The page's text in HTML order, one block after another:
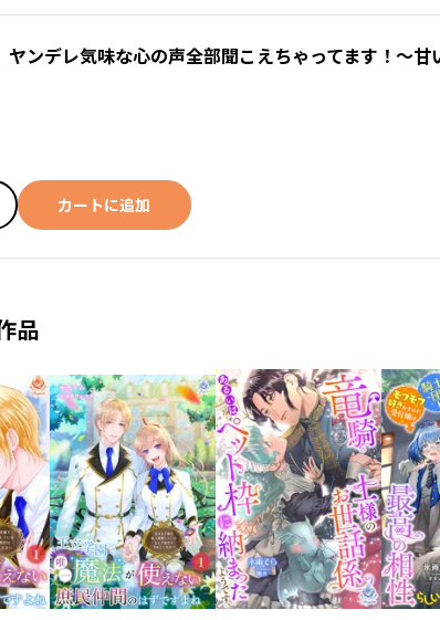
ヤンデレ気味な心の声全部聞こえちゃってます！～
カートに追加
品